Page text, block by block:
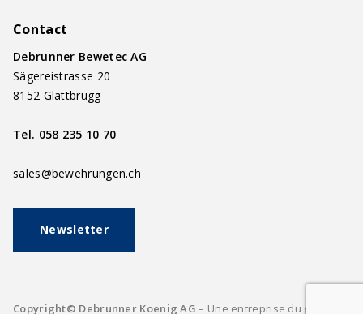
Contact
Debrunner Bewetec AG
Sägereistrasse 20
8152 Glattbrugg
Tel. 058 235 10 70
sales@bewehrungen.ch
Newsletter
Copyright© Debrunner Koenig AG – Une entreprise du groupe